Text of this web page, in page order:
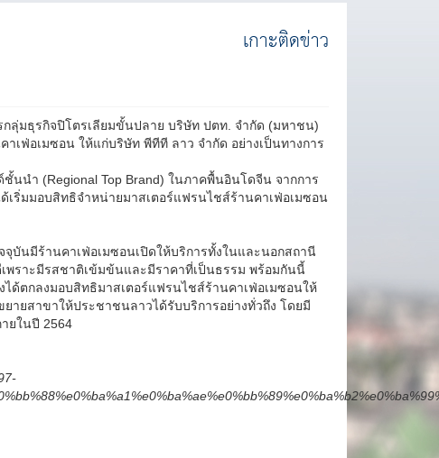
เกาะติดข่าว
ลุ่มธุรกิจปิโตรเลียมขั้นปลาย บริษัท ปตท. จำกัด (มหาชน)
ฟ่อเมซอน ให้แก่บริษัท พีทีที ลาว จำกัด อย่างเป็นทางการ
นำ (Regional Top Brand) ในภาคพื้นอินโดจีน จากการ
ริ่มมอบสิทธิจำหน่ายมาสเตอร์แฟรนไชส์ร้านคาเฟ่อเมซอน
บันมีร้านคาเฟ่อเมซอนเปิดให้บริการทั้งในและนอกสถานี
พราะมีรสชาติเข้มข้นและมีราคาที่เป็นธรรม พร้อมกันนี้
ด้ตกลงมอบสิทธิมาสเตอร์แฟรนไชส์ร้านคาเฟ่อเมซอนให้
ายสาขาให้ประชาชนลาวได้รับบริการอย่างทั่วถึง โดยมี
ยในปี 2564